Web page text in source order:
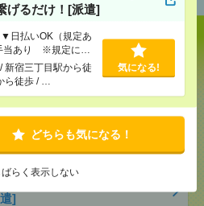
げるだけ！[派遣]
払いOK（規定あ
あり ※規定によ
新宿三丁目駅から徒
ら徒歩 / …
気になる!
どちらも気になる！
ばらく表示しない
ばあちゃんのお散歩付き添
円～ ■週払い
円以上
ン代もOK！）
(栃木県)駅 /…
気になる！
しOK】iPhoneなどスマホの
]